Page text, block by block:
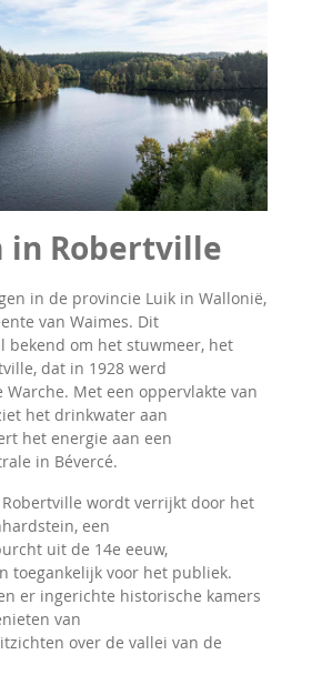
in Robertville
in de provincie Luik in Wallonië,
van Waimes. Dit
bekend om het stuwmeer, het
dat in 1928 werd
Warche. Met een oppervlakte van
het drinkwater aan
het energie aan een
in Bévercé.
wordt verrijkt door het
een
uit de 14e eeuw,
toegankelijk voor het publiek.
er ingerichte historische kamers
van
over de vallei van de